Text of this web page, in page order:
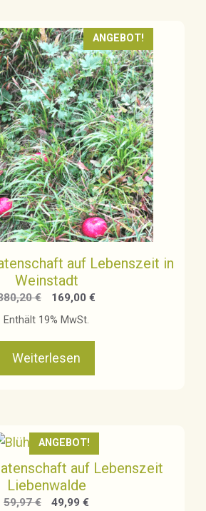
ANGEBOT!
auf Lebenszeit in
Weinstadt
€
Ursprünglicher
Preis
169,00 €
Enthält 19% MwSt.
Weiterlesen
ANGEBOT!
auf Lebenszeit
Liebenwalde
59,97€
Ursprünglicher
49,99 €